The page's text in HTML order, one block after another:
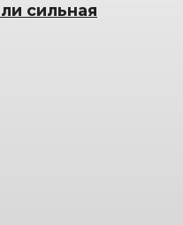
сильная